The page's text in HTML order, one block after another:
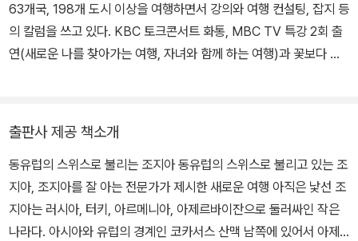
여행자들은 오래된 교회와 워치타워, 고성과 아름다운 산들로 둘러싸
인 조지아를 세계에서 가장 아름다운 나라로 손꼽는다. 점차 우후죽
서방세계로 고개를 내밀었고 2008년 국경문제를 빌미로 러시아는
편안해지는 곳이다. 그래서 조지아 여행은 길면 길수록 좋다. 하지만
한정된 시간 안에 조지아를 둘러보아야 하는 여행객들을 위해 꼭 들
러야 할 곳을 꼽았다.
63개국, 198개 도시 이상을 여행하면서 강의와 여행 컨설팅, 잡지 등
의 칼럼을 쓰고 있다. KBC 토크콘서트 화통, MBC TV 특강 2회 출
연(새로운 나를 찾아가는 여행, 자녀와 함께 하는 여행)과 꽃보다 청
고 있다. 저서로 아이슬란드, 블라디보스토크, 베트남, 폴란드, 하노
이, 산티아고 순례길 등이 출간되었고 북유럽, 이탈리아, 남프랑스 등
이 발간될 예정이다. 폴라 http://naver.me/xPEdlD2t
출판사 제공 책소개
동유럽의 스위스로 불리는 조지아 동유럽의 스위스로 불리고 있는 조
지아, 조지아를 잘 아는 전문가가 제시한 새로운 여행 아직은 낯선 조
지아는 러시아, 터키, 아르메니아, 아제르바이잔으로 둘러싸인 작은
나라다. 아시아와 유럽의 경계인 코카서스 산맥 남쪽에 있어서 아제